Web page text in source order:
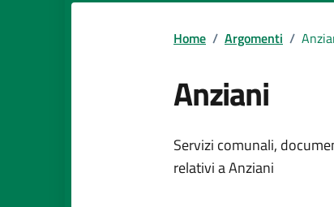
Home / Argomenti /
Anziani
Dettagli
Servizi comunali,
relativi a Anziani